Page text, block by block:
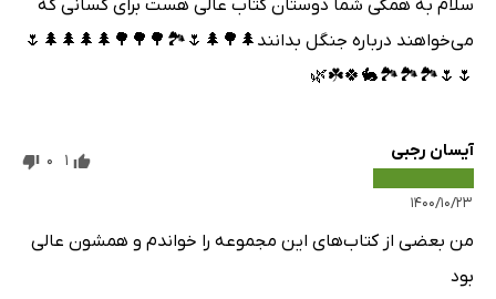
سلام به همگی شما دوستان کتاب عالی هست برای کسانی که
می‌خواهند درباره جنگل بدانند🌲🌳🌲🌷🏞️🌳🌳🌳🌲🌲🌲🌲🌷
🌷🌷🏞️🏞️🏞️🐇🍀☘️🌿
آیسان رجبی
۱۴۰۰/۱۰/۲۳
1
0
من بعضی از کتاب‌های این مجموعه را خواندم و همشون عالی
بود